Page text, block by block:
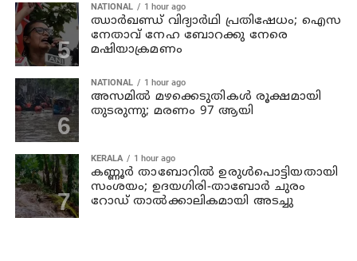
NATIONAL 1 hour ago
ഝാര്‍ഖണ്ഡ് വിദ്യാര്‍ഥി പ്രതിഷേധം; ഐസ
നേതാവ് നേഹ ബോറക്കു നേരെ
മഷിയാക്രമണം
NATIONAL 1 hour ago
അസമില്‍ മഴക്കെടുതികള്‍ രൂക്ഷമായി
തുടരുന്നു; മരണം 97 ആയി
KERALA 1 hour ago
കണ്ണൂര്‍ താബോറില്‍ ഉരുള്‍പൊട്ടിയതായി
സംശയം; ഉദയഗിരി-താബോര്‍ ചുരം
റോഡ് താല്‍ക്കാലികമായി അടച്ചു